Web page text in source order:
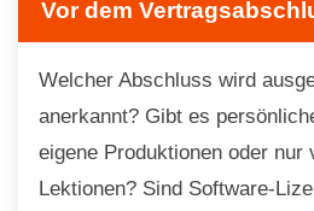
Vor dem
Welcher Abschluss wird
anerkannt? Gibt es
eigene Produktionen oder nur
Lektionen? Sind Software-